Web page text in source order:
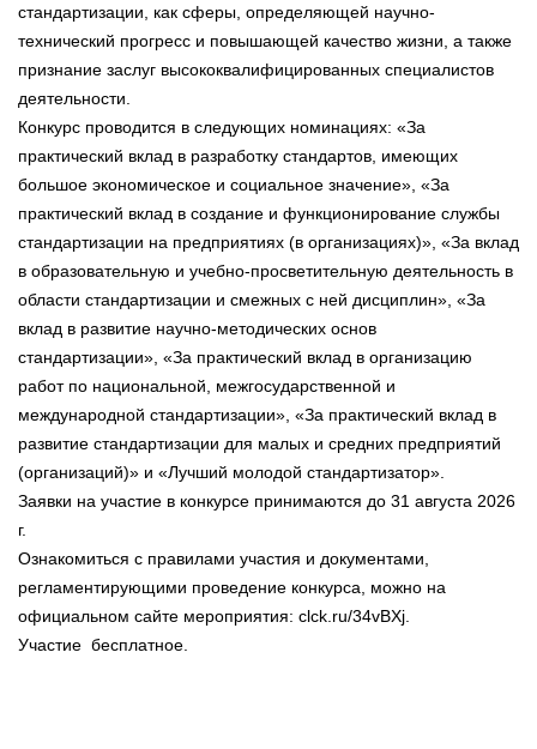
стандартизации, как сферы, определяющей научно-
технический прогресс и повышающей качество жизни, а также
признание заслуг высококвалифицированных специалистов
деятельности.
Конкурс проводится в следующих номинациях: «За
практический вклад в разработку стандартов, имеющих
большое экономическое и социальное значение», «За
практический вклад в создание и функционирование службы
стандартизации на предприятиях (в организациях)», «За вклад
в образовательную и учебно-просветительную деятельность в
области стандартизации и смежных с ней дисциплин», «За
вклад в развитие научно-методических основ
стандартизации», «За практический вклад в организацию
работ по национальной, межгосударственной и
международной стандартизации», «За практический вклад в
развитие стандартизации для малых и средних предприятий
(организаций)» и «Лучший молодой стандартизатор».
Заявки на участие в конкурсе принимаются до 31 августа 2026
г.
Ознакомиться с правилами участия и документами,
регламентирующими проведение конкурса, можно на
официальном сайте мероприятия: clck.ru/34vBXj.
Участие бесплатное.